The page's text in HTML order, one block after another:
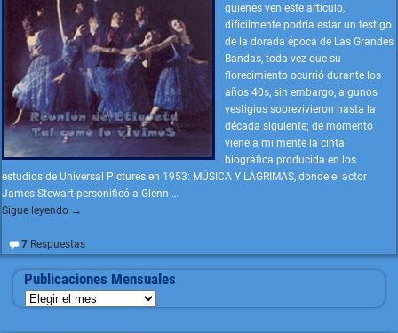
quienes ven este artículo,
difícilmente podría estar un testigo
de la dorada época de Las Grandes
Bandas, toda vez que su
florecimiento ocurrió durante los
años 40s, sin embargo, algunos
vestigios sobrevivieron hasta la
década siguiente; de momento
viene a mi mente la cinta
biográfica producida en los
estudios de Universal Pictures en 1953: MÚSICA Y LÁGRIMAS, donde el actor
James Stewart personificó a Glenn …
Sigue leyendo →
7Respuestas
Publicaciones Mensuales